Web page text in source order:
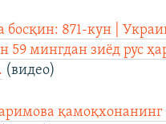
босқин: 871-кун |
59 мингдан зиёд рус
(видео)
қамоқхонанинг